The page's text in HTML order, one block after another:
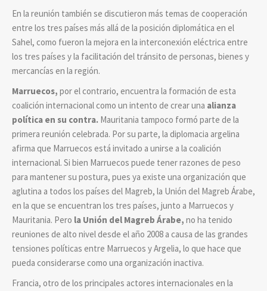
En la reunión también se discutieron más temas de cooperación
entre los tres países más allá de la posición diplomática en el
Sahel, como fueron la mejora en la interconexión eléctrica entre
los tres países y la facilitación del tránsito de personas, bienes y
mercancías en la región.
Marruecos, por el contrario, encuentra la formación de esta
coalición internacional como un intento de crear una alianza
política en su contra. Mauritania tampoco formó parte de la
primera reunión celebrada. Por su parte, la diplomacia argelina
afirma que Marruecos está invitado a unirse a la coalición
internacional. Si bien Marruecos puede tener razones de peso
para mantener su postura, pues ya existe una organización que
aglutina a todos los países del Magreb, la Unión del Magreb Árabe,
en la que se encuentran los tres países, junto a Marruecos y
Mauritania. Pero la Unión del Magreb Árabe, no ha tenido
reuniones de alto nivel desde el año 2008 a causa de las grandes
tensiones políticas entre Marruecos y Argelia, lo que hace que
pueda considerarse como una organización inactiva.
Francia, otro de los principales actores internacionales en la